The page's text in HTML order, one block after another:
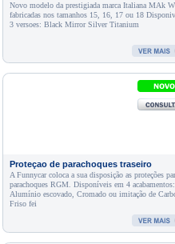
Novo modelo da prestigiada marca Italiana MAk
fabricadas nos tamanhos 15, 16, 17 ou 18
3 versoes: Black Mirror Silver Titanium
Proteçao de parachoques traseiro
A Funnycar coloca a sua disposição as proteções
parachoques RGM. Disponíveis em 4
Alumínio escovado, Cromado ou imitação de
Friso fei